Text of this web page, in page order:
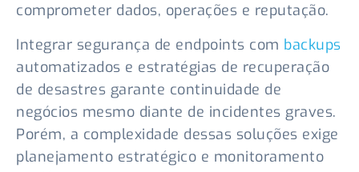
comprometer dados, operações e reputação.
Integrar segurança de endpoints com backups
automatizados e estratégias de recuperação
de desastres garante continuidade de
negócios mesmo diante de incidentes graves.
Porém, a complexidade dessas soluções exige
planejamento estratégico e monitoramento